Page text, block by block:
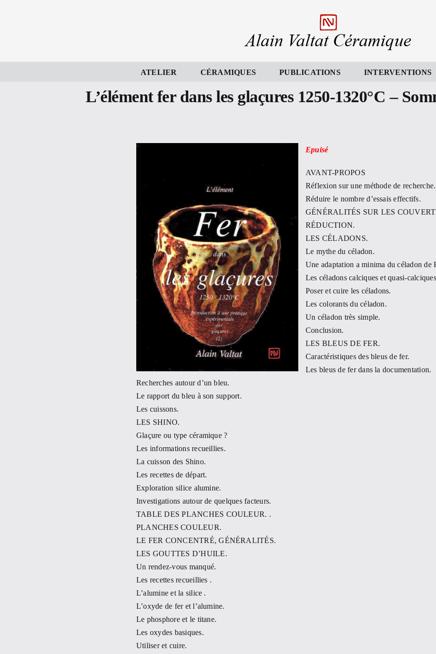
ATELIER CÉRAMIQUES PUBLICATIONS INTERVENTIONS
L’élément fer dans les glaçures 1250-1320°C –
Epuisé
AVANT-PROPOS
Réflexion sur une méthode de recherche.
Réduire le nombre d’essais effectifs.
GÉNÉRALITÉS SUR LES
RÉDUCTION.
LES CÉLADONS.
Le mythe du céladon.
Une adaptation a minima du céladon de
Les céladons calciques et quasi-
Poser et cuire les céladons.
Les colorants du céladon.
Un céladon très simple.
Conclusion.
LES BLEUS DE FER.
Caractéristiques des bleus de fer.
Les bleus de fer dans la documentation.
Recherches autour d’un bleu.
Le rapport du bleu à son support.
Les cuissons.
LES SHINO.
Glaçure ou type céramique ?
Les informations recueillies.
La cuisson des Shino.
Les recettes de départ.
Exploration silice alumine.
Investigations autour de quelques facteurs.
TABLE DES PLANCHES COULEUR. .
PLANCHES COULEUR.
LE FER CONCENTRÉ, GÉNÉRALITÉS.
LES GOUTTES D’HUILE.
Un rendez-vous manqué.
Les recettes recueillies .
L’alumine et la silice .
L’oxyde de fer et l’alumine.
Le phosphore et le titane.
Les oxydes basiques.
Utiliser et cuire.